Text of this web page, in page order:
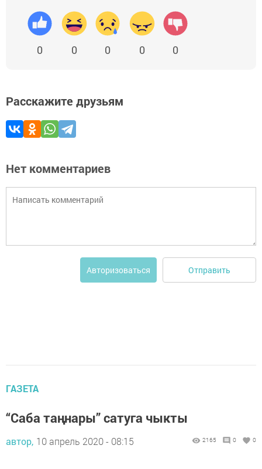
0 0 0 0 0
Расскажите друзьям
Нет комментариев
Авторизоваться Отправить
ГАЗЕТА
“Саба таңнары” сатуга чыкты
автор, 10 апрель 2020 - 08:15 2165 0 0